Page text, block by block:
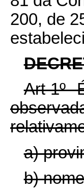
200, de
Art 1º-
a)
b)